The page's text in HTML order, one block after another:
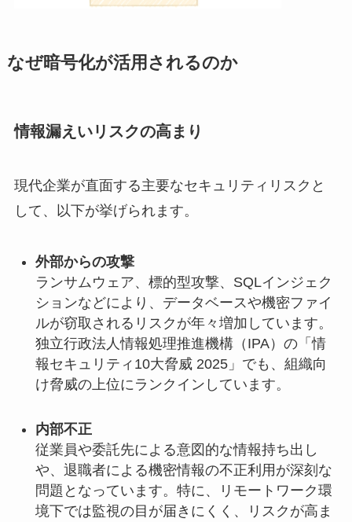
なぜ暗号化が活用されるのか
情報漏えいリスクの高まり
現代企業が直面する主要なセキュリティリスクと
して、以下が挙げられます。
外部からの攻撃
ランサムウェア、標的型攻撃、SQLインジェク
ションなどにより、データベースや機密ファイ
ルが窃取されるリスクが年々増加しています。
独立行政法人情報処理推進機構（IPA）の「情
報セキュリティ10大脅威 2025」でも、組織向
け脅威の上位にランクインしています。
内部不正
従業員や委託先による意図的な情報持ち出し
や、退職者による機密情報の不正利用が深刻な
問題となっています。特に、リモートワーク環
境下では監視の目が届きにくく、リスクが高ま